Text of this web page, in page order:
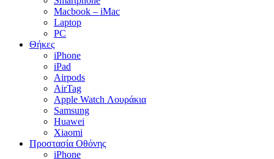
Macbook – iMac
Laptop
PC
Θήκες
iPhone
iPad
Airpods
AirTag
Apple Watch Λουράκια
Samsung
Huawei
Xiaomi
Προστασία Οθόνης
iPhone